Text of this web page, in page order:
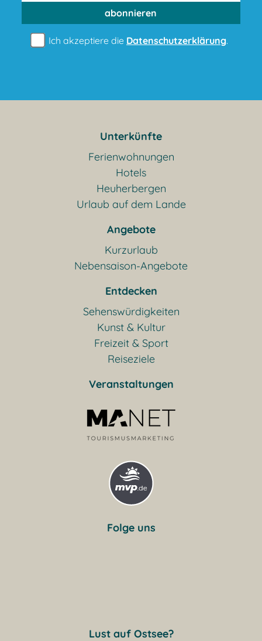
abonnieren
Ich akzeptiere die Datenschutzerklärung.
Unterkünfte
Ferienwohnungen
Hotels
Heuherbergen
Urlaub auf dem Lande
Angebote
Kurzurlaub
Nebensaison-Angebote
Entdecken
Sehenswürdigkeiten
Kunst & Kultur
Freizeit & Sport
Reiseziele
Veranstaltungen
Folge uns
Lust auf Ostsee?